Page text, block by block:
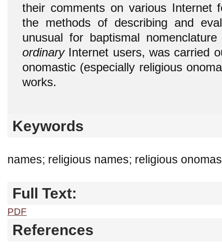
their comments on various Internet
the methods of describing and
unusual for baptismal
ordinaryInternet users, was carried
onomastic (especially religious
works.
Keywords
names; religious names; religious
Full Text:
PDF
References